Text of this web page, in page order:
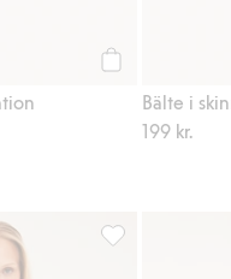
199 kr.
till i favoriterOversized